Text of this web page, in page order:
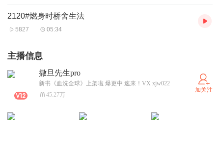
2120#燃身时桥舍生法
5827 05:34
主播信息
撒旦先生pro
新书《血洗全球》上架啦 爆更中 速来！VX xjw022
45.27万
加关注